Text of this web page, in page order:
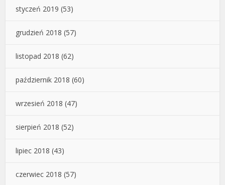
styczeń 2019 (53)
grudzień 2018 (57)
listopad 2018 (62)
październik 2018 (60)
wrzesień 2018 (47)
sierpień 2018 (52)
lipiec 2018 (43)
czerwiec 2018 (57)